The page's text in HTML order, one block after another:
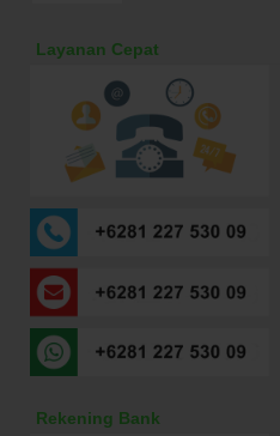
Layanan Cepat
Rekening Bank